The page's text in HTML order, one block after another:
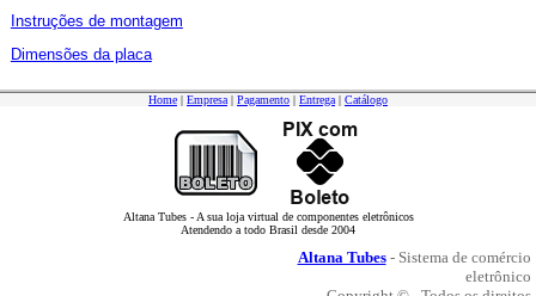
Instruções de montagem
Dimensões da placa
Home | Empresa | Pagamento | Entrega | Catálogo
Altana Tubes - A sua loja virtual de componentes eletrônicos
Atendendo a todo Brasil desde 2004
Altana Tubes- Sistema de comércio
eletrônico